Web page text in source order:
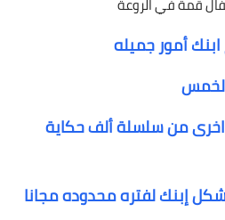
أمور جميله
من سلسلة ألف حكاية
إبنك لفتره محدوده مجانا